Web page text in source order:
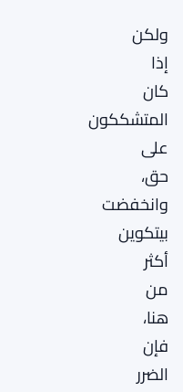
ولكن
إذا
كان
المتشككون
على
حق،
وانخفضت
بيتكوين
أكثر
من
هنا،
فإن
الضرر